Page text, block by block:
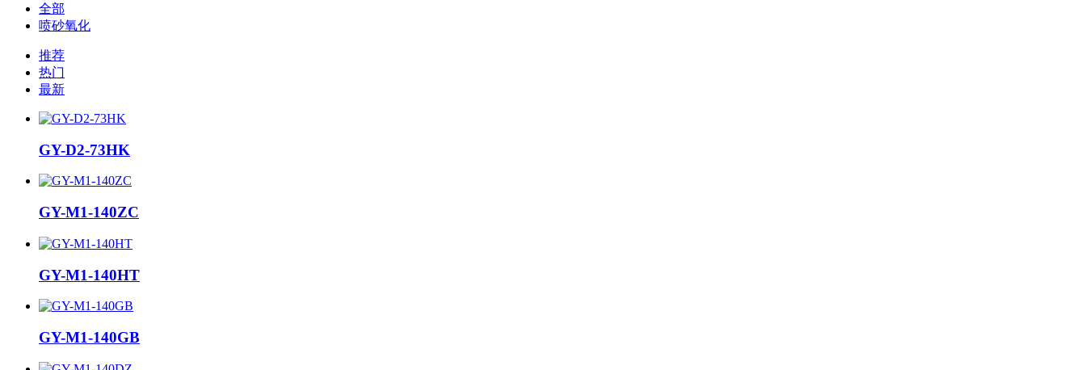
全部
喷砂氧化
推荐
热门
最新
GY-D2-73HK
GY-M1-140ZC
GY-M1-140HT
GY-M1-140GB